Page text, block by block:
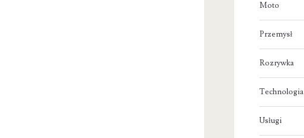
Moto
Przemysł
Rozrywka
Technologia
Usługi